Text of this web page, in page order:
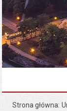
Strona główna